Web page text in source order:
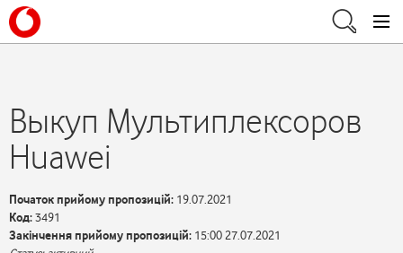
Выкуп Мультиплексоров
Huawei
Початок прийому пропозицій: 19.07.2021
Код:3491
Закінчення прийому пропозицій: 15:00 27.07.2021